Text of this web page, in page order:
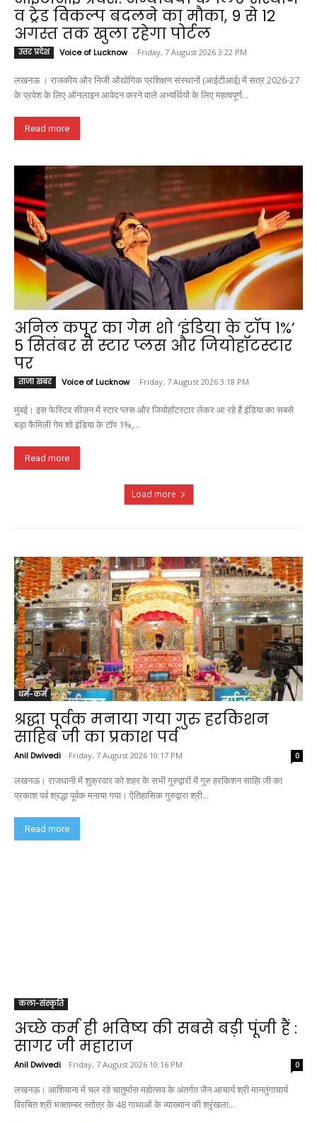
व ट्रेड विकल्प बदलने का मौका, 9 से 12
अगस्त तक खुला रहेगा पोर्टल
उत्तर प्रदेश Voice of Lucknow - Friday, 7 August 2026 3:22 PM
लखनऊ । राजकीय और निजी औद्योगिक प्रशिक्षण संस्थानों (आईटीआई) में सत्र 2026-27
के प्रवेश के लिए ऑनलाइन आवेदन करने वाले अभ्यर्थियों के लिए महत्वपूर्ण...
Read more
अनिल कपूर का गेम शो ‘इंडिया के टॉप 1%’
5 सितंबर से स्टार प्लस और जियोहॉटस्टार
पर
ताजा खबर Voice of Lucknow - Friday, 7 August 2026 3:18 PM
मुंबई। इस फेस्टिव सीज़न में स्टार प्लस और जियोहॉटस्टार लेकर आ रहे हैं इंडिया का सबसे
बड़ा फैमिली गेम शो इंडिया के टॉप 1%,...
Read more
Load more
धर्म-कर्म
श्रद्धा पूर्वक मनाया गया गुरु हरकिशन
साहिब जी का प्रकाश पर्व
Anil Dwivedi - Friday, 7 August 2026 10:17 PM 0
लखनऊ। राजधानी में शुक्रवार को शहर के सभी गुरुद्वारों में गुरु हरकिशन साहिा जी का
प्रकाश पर्व श्रद्धा पूर्वक मनाया गया। ऐतिहासिक गुरुद्वारा श्री...
Read more
कला-संस्कृति
अच्छे कर्म ही भविष्य की सबसे बड़ी पूंजी हैं :
सागर जी महाराज
Anil Dwivedi - Friday, 7 August 2026 10:16 PM 0
लखनऊ। आशियाना में चल रहे चातुर्मास महोत्सव के अंतर्गत जैन आचार्य श्री मानतुंगाचार्य
विरचित श्री भक्ताम्बर स्तोत्र के 48 गाथाओं के व्याख्यान की श्रृंखला...